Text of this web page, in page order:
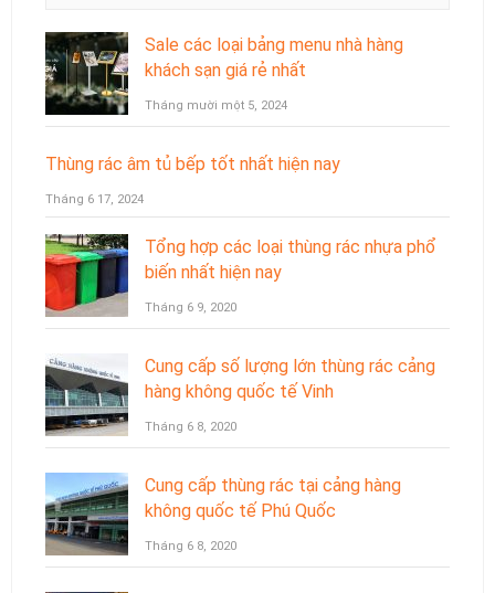
Sale các loại bảng menu nhà hàng
khách sạn giá rẻ nhất
Tháng mười một 5, 2024
Thùng rác âm tủ bếp tốt nhất hiện nay
Tháng 6 17, 2024
Tổng hợp các loại thùng rác nhựa phổ
biến nhất hiện nay
Tháng 6 9, 2020
Cung cấp số lượng lớn thùng rác cảng
hàng không quốc tế Vinh
Tháng 6 8, 2020
Cung cấp thùng rác tại cảng hàng
không quốc tế Phú Quốc
Tháng 6 8, 2020